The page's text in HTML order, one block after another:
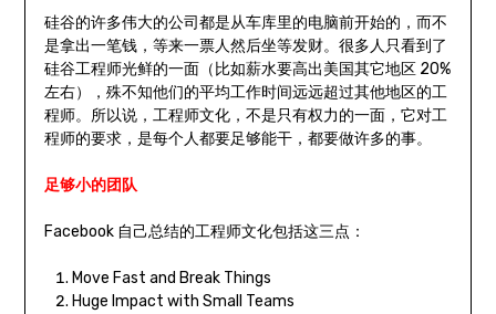
硅谷的许多伟大的公司都是从车库里的电脑前开始的，而不
是拿出一笔钱，等来一票人然后坐等发财。很多人只看到了
硅谷工程师光鲜的一面（比如薪水要高出美国其它地区 20%
左右），殊不知他们的平均工作时间远远超过其他地区的工
程师。所以说，工程师文化，不是只有权力的一面，它对工
程师的要求，是每个人都要足够能干，都要做许多的事。
足够小的团队
Facebook 自己总结的工程师文化包括这三点：
Move Fast and Break Things
Huge Impact with Small Teams